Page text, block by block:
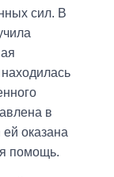
сил. В
в
ей оказана
помощь.